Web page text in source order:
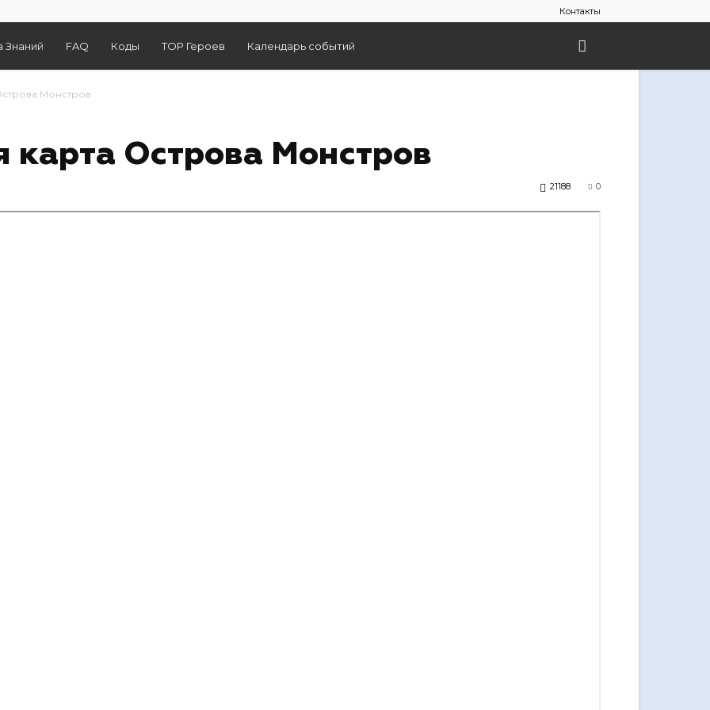
Контакты
Знаний FAQ Коды TOP Героев Календарь событий
Монстров
карта Острова Монстров
0
21188